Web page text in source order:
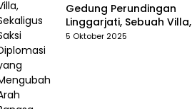
Gedung Perundingan
Linggarjati, Sebuah Villa,
Sekaligus Saksi Diplomasi
5 Oktober 2025